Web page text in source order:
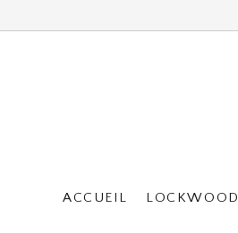
ACCUEIL LOCKWOOD